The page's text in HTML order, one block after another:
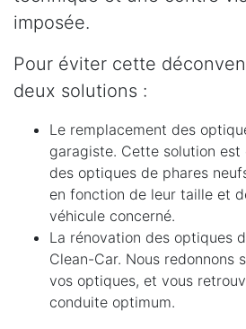
imposée.
Pour éviter cette
deux solutions :
Le remplacement des
garagiste. Cette solution
des optiques de phares
en fonction de leur taille et
véhicule concerné.
La rénovation des optiques
Clean-Car. Nous redonnons
vos optiques, et vous
conduite optimum.